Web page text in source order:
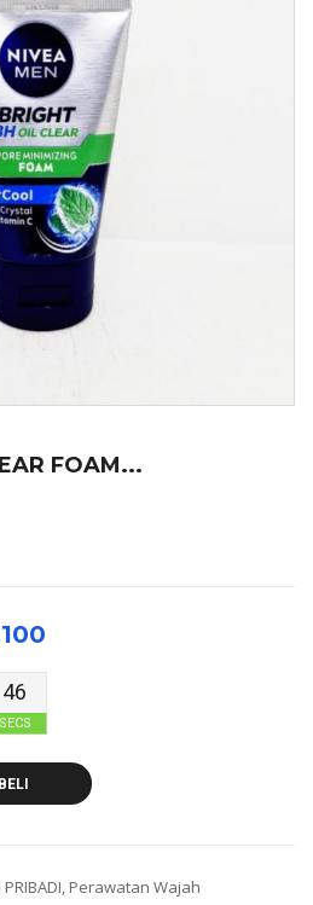
FOAM...
45
SECS
BELI
, Perawatan Wajah